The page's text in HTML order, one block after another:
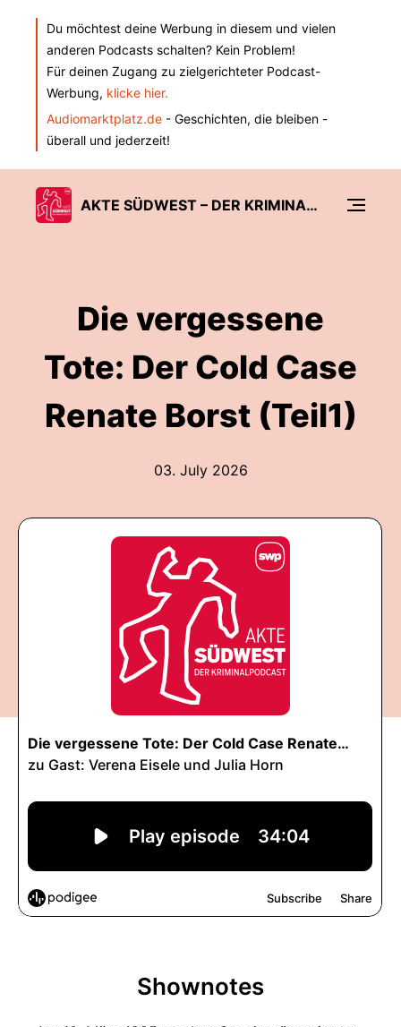
Du möchtest deine Werbung in diesem und vielen
anderen Podcasts schalten? Kein Problem!
Für deinen Zugang zu zielgerichteter Podcast-
Werbung, klicke hier.
Audiomarktplatz.de - Geschichten, die bleiben -
überall und jederzeit!
AKTE SÜDWEST – DER KRIMINALPODCAST DER SÜDWEST PRESSE
Die vergessene
Tote: Der Cold Case
Renate Borst (Teil1)
03. July 2026
Shownotes